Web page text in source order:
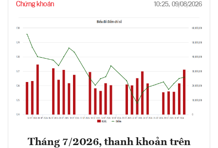
Chứng khoán 10:25, 09/08/2026
Tháng 7/2026, thanh khoản trên